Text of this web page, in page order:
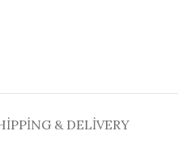
& DELIVERY